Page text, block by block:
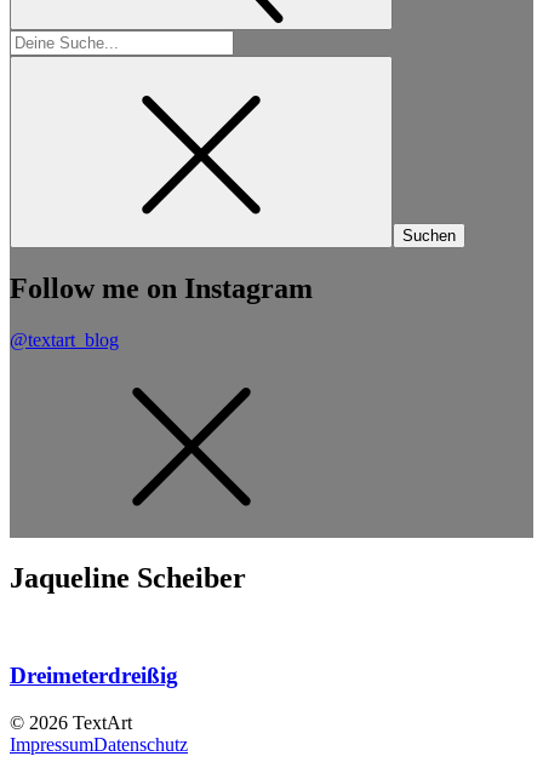
Suchen
nach:
Follow me on Instagram
@textart_blog
Jaqueline Scheiber
Dreimeterdreißig
© 2026 TextArt
ImpressumDatenschutz